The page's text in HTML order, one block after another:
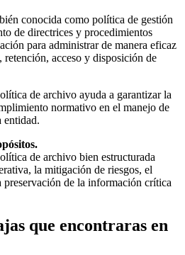
conocida como política de gestión
de directrices y procedimientos
para administrar de manera eficaz
retención, acceso y disposición de
de archivo ayuda a garantizar la
normativo en el manejo de
entidad.
de archivo bien estructurada
la mitigación de riesgos, el
de la información crítica
que encontraras en